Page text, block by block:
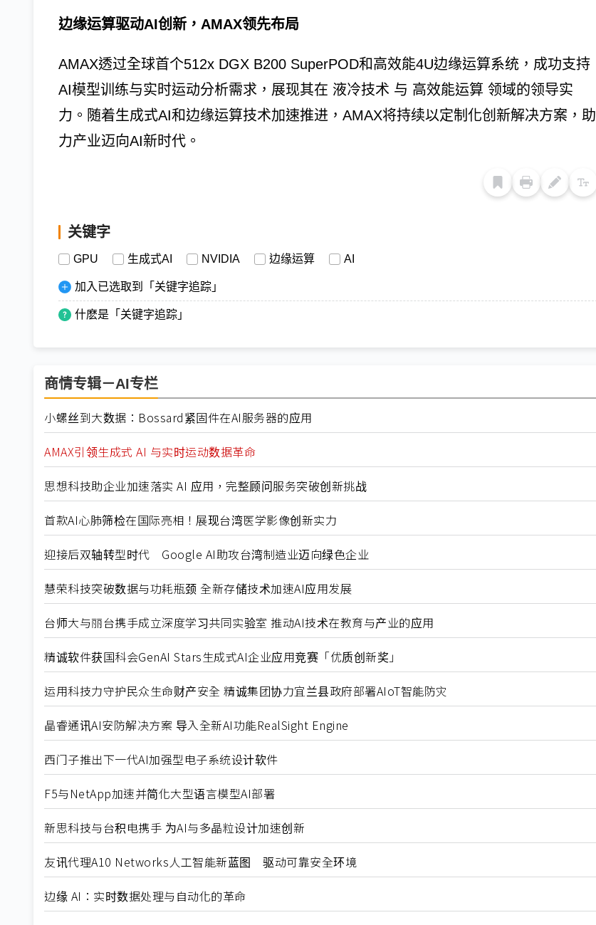
边缘运算驱动AI创新，AMAX领先布局
AMAX透过全球首个512x DGX B200 SuperPOD和高效能4U边缘运算系统，成功支持
AI模型训练与实时运动分析需求，展现其在 液冷技术 与 高效能运算 领域的领导实
力。随着生成式AI和边缘运算技术加速推进，AMAX将持续以定制化创新解决方案，助
力产业迈向AI新时代。
关键字
GPU 生成式AI NVIDIA 边缘运算 AI
加入已选取到「关键字追踪」
什麽是「关键字追踪」
商情专辑－AI专栏
小螺丝到大数据：Bossard紧固件在AI服务器的应用
AMAX引领生成式 AI 与实时运动数据革命
思想科技助企业加速落实 AI 应用，完整顾问服务突破创新挑战
首款AI心肺筛检在国际亮相！展现台湾医学影像创新实力
迎接后双轴转型时代 Google AI助攻台湾制造业迈向绿色企业
慧荣科技突破数据与功耗瓶颈 全新存储技术加速AI应用发展
台师大与丽台携手成立深度学习共同实验室 推动AI技术在教育与产业的应用
精诚软件获国科会GenAI Stars生成式AI企业应用竞赛「优质创新奖」
运用科技力守护民众生命财产安全 精诚集团协力宜兰县政府部署AIoT智能防灾
晶睿通讯AI安防解决方案 导入全新AI功能RealSight Engine
西门子推出下一代AI加强型电子系统设计软件
F5与NetApp加速并简化大型语言模型AI部署
新思科技与台积电携手 为AI与多晶粒设计加速创新
友讯代理A10 Networks人工智能新蓝图 驱动可靠安全环境
边缘 AI：实时数据处理与自动化的革命